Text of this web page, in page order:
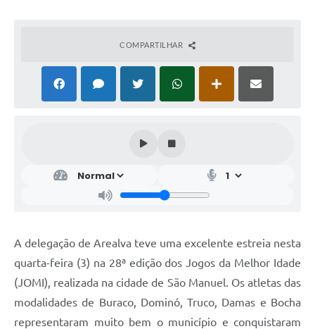
COMPARTILHAR
A delegação de Arealva teve uma excelente estreia nesta
quarta-feira (3) na 28ª edição dos Jogos da Melhor Idade
(JOMI), realizada na cidade de São Manuel. Os atletas das
modalidades de Buraco, Dominó, Truco, Damas e Bocha
representaram muito bem o município e conquistaram